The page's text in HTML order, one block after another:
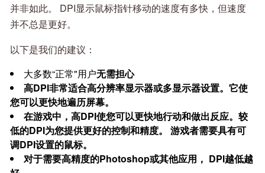
并非如此。 DPI显示鼠标指针移动的速度有多快，但速度
并不总是更好。
以下是我们的建议：
大多数“正常"用户无需担心
高DPI非常适合高分辨率显示器或多显示器设置。它使
您可以更快地遍历屏幕。
在游戏中，高DPI使您可以更快地行动和做出反应。较
低的DPI为您提供更好的控制和精度。 游戏者需要具有可
调DPI设置的鼠标。
对于需要高精度的Photoshop或其他应用， DPI越低越